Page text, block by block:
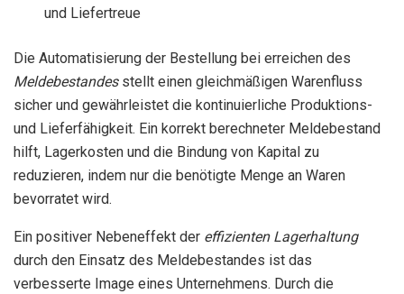
und Liefertreue
Die Automatisierung der Bestellung bei erreichen des
Meldebestandesstellt einen gleichmäßigen Warenfluss
sicher und gewährleistet die kontinuierliche Produktions-
und Lieferfähigkeit. Ein korrekt berechneter Meldebestand
hilft, Lagerkosten und die Bindung von Kapital zu
reduzieren, indem nur die benötigte Menge an Waren
bevorratet wird.
Ein positiver Nebeneffekt der effizienten Lagerhaltung
durch den Einsatz des Meldebestandes ist das
verbesserte Image eines Unternehmens. Durch die